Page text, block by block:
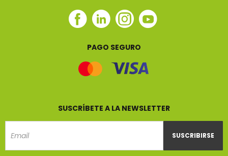
Facebook
Linkedin
Instagram
Youtube
PAGO SEGURO
SUSCRÍBETE A LA NEWSLETTER
SUSCRIBIRSE